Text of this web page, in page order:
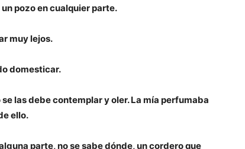
pozo en cualquier parte.
muy lejos.
domesticar.
las debe contemplar y oler. La mía perfumaba
ello.
parte, no se sabe dónde, un cordero que